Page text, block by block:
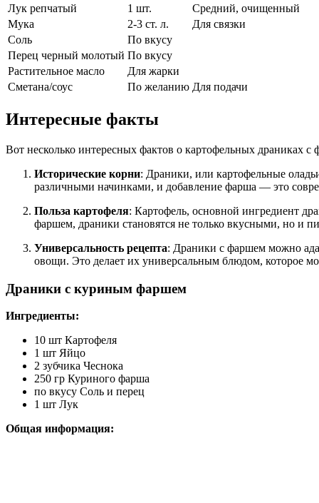
Лук репчатый
1 шт.
Средний, очищенный
Мука
2-3 ст. л.
Для связки
Соль
По вкусу
Перец черный молотый По вкусу
Растительное масло
Для жарки
Сметана/соус
По желанию Для подачи
Интересные факты
Вот несколько интересных фактов о картофельных драниках с
Исторические корни: Драники, или картофельные
различными начинками, и добавление фарша — это
Польза картофеля: Картофель, основной ингредиент
фаршем, драники становятся не только вкусными, но и
Универсальность рецепта: Драники с фаршем можно
овощи. Это делает их универсальным блюдом, которое
Драники с куриным фаршем
Ингредиенты:
10 шт Картофеля
1 шт Яйцо
2 зубчика Чеснока
250 гр Куриного фарша
по вкусу Соль и перец
1 шт Лук
Общая информация: